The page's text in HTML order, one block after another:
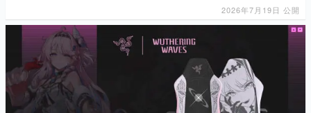
その他
電ファミニコゲーマーとは？
運営：株式会社マレ
2026年7月19日 公開